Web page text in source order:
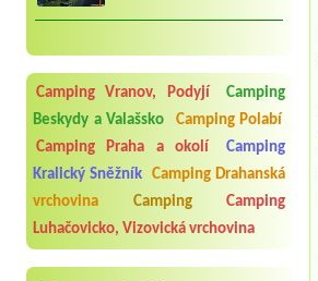
Camping Vranov, Podyjí
Camping
Beskydy a Valašsko
Camping Polabí
Camping Praha a okolí
Camping
Kralický Sněžník
Camping Drahanská
vrchovina
Camping
Camping
Luhačovicko, Vizovická vrchovina